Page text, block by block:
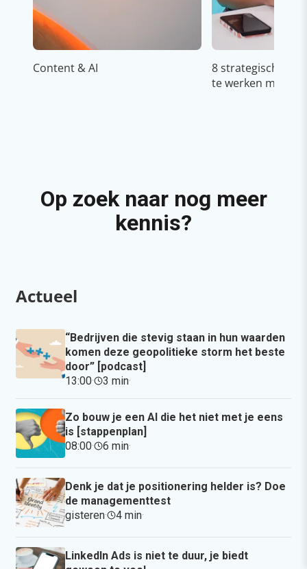
Content & AI
8 strategische
te werken met
Op zoek naar nog meer
kennis?
Actueel
“Bedrijven die stevig staan in hun waarden
komen deze geopolitieke storm het beste
door” [podcast]
13:00· 3 min·
Zo bouw je een AI die het niet met je eens
is [stappenplan]
08:00· 6 min·
Denk je dat je positionering helder is? Doe
de managementtest
gisteren· 4 min·
LinkedIn Ads is niet te duur, je biedt